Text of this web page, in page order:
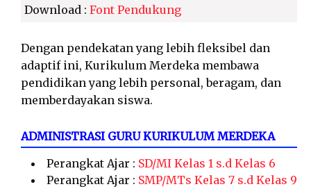
Download : Font Pendukung
Dengan pendekatan yang lebih fleksibel dan
adaptif ini, Kurikulum Merdeka membawa
pendidikan yang lebih personal, beragam, dan
memberdayakan siswa.
ADMINISTRASI GURU KURIKULUM MERDEKA
Perangkat Ajar : SD/MI Kelas 1 s.d Kelas 6
Perangkat Ajar : SMP/MTs Kelas 7 s.d Kelas 9